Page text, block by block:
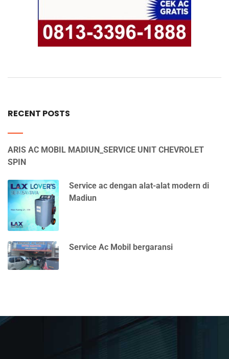
RECENT POSTS
ARIS AC MOBIL MADIUN_SERVICE UNIT CHEVROLET
SPIN
Service ac dengan alat-alat modern di
Madiun
Service Ac Mobil bergaransi